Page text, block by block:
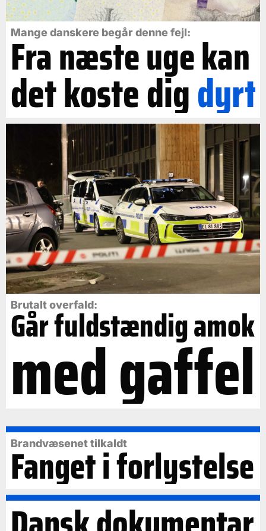
Mange danskere begår denne fejl:
Fra næste uge kan
det koste digdyrt
Brutalt overfald:
Går fuldstændig amok
med gaffel
Brandvæsenet tilkaldt
Fanget i forlystelse